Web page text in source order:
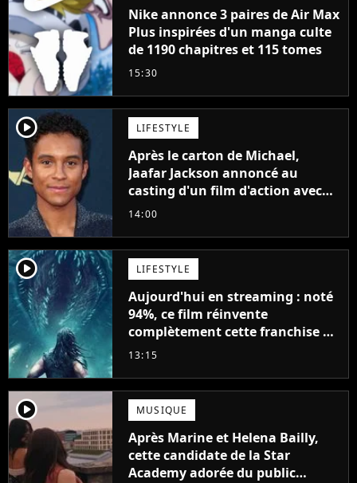
Nike annonce 3 paires de Air Max
Plus inspirées d'un manga culte
de 1190 chapitres et 115 tomes
15:30
player2 LIFESTYLE
Après le carton de Michael,
Jaafar Jackson annoncé au
casting d'un film d'action avec
Will Smith
14:00
player2 LIFESTYLE
Aujourd'hui en streaming : noté
94%, ce film réinvente
complètement cette franchise de
science-fiction vieille de 40 ans
13:15
player2 MUSIQUE
Après Marine et Helena Bailly,
cette candidate de la Star
Academy adorée du public